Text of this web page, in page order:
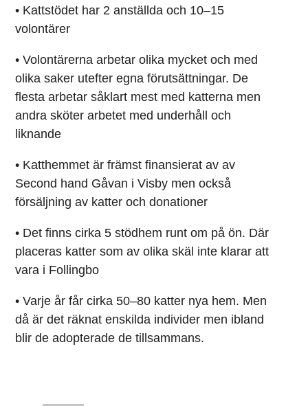
• Kattstödet har 2 anställda och 10–15
volontärer
• Volontärerna arbetar olika mycket och med
olika saker utefter egna förutsättningar. De
flesta arbetar såklart mest med katterna men
andra sköter arbetet med underhåll och
liknande
• Katthemmet är främst finansierat av av
Second hand Gåvan i Visby men också
försäljning av katter och donationer
• Det finns cirka 5 stödhem runt om på ön. Där
placeras katter som av olika skäl inte klarar att
vara i Follingbo
• Varje år får cirka 50–80 katter nya hem. Men
då är det räknat enskilda individer men ibland
blir de adopterade de tillsammans.